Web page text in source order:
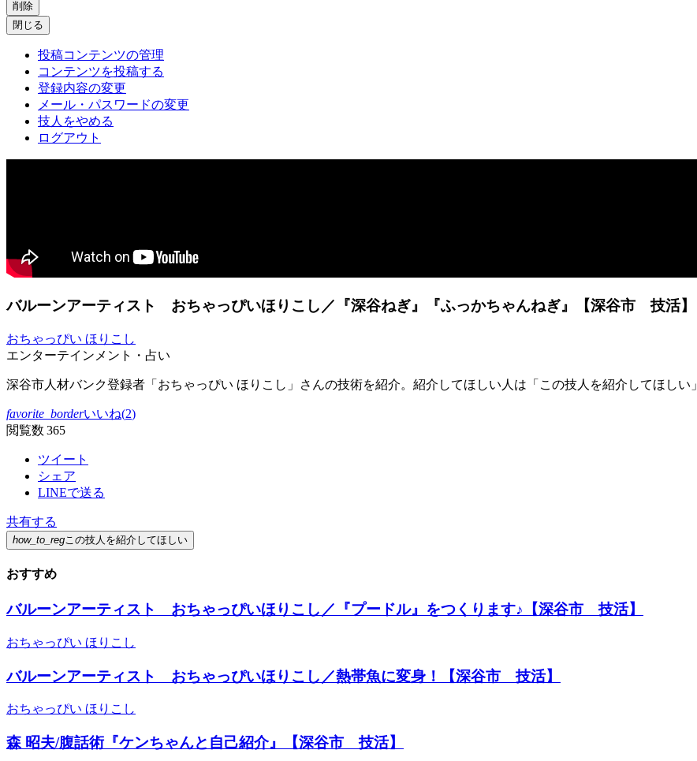
削除
閉じる
投稿コンテンツの管理
コンテンツを投稿する
登録内容の変更
メール・パスワードの変更
技人をやめる
ログアウト
バルーンアーティスト おちゃっぴいほりこし／『深谷ねぎ』『ふっかちゃんねぎ』【深谷市 技活】
おちゃっぴい ほりこし
エンターテインメント・占い
深谷市人材バンク登録者「おちゃっぴい ほりこし」さんの技術を紹介。紹介してほしい人は「この技人を紹介してほしい
favorite_borderいいね(2)
閲覧数 365
ツイート
シェア
LINEで送る
共有する
how_to_reg この技人を紹介してほしい
おすすめ
バルーンアーティスト おちゃっぴいほりこし／『プードル』をつくります♪【深谷市 技活】
おちゃっぴい ほりこし
バルーンアーティスト おちゃっぴいほりこし／熱帯魚に変身！【深谷市 技活】
おちゃっぴい ほりこし
森 昭夫/腹話術『ケンちゃんと自己紹介』【深谷市 技活】